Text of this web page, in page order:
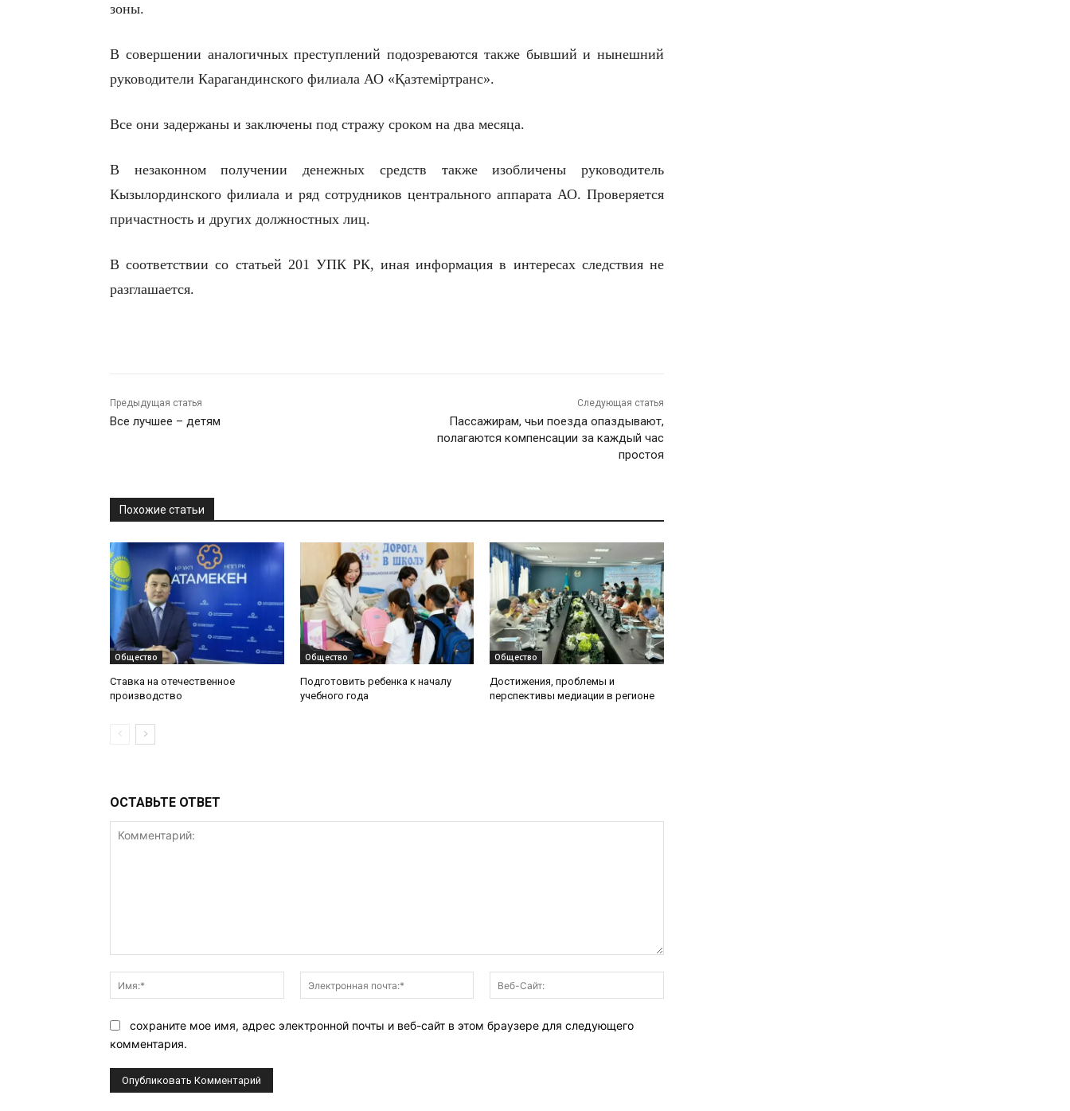
зоны.
В совершении аналогичных преступлений подозреваются также бывший и нынешний
руководители Карагандинского филиала АО «Қазтеміртранс».
Все они задержаны и заключены под стражу сроком на два месяца.
В незаконном получении денежных средств также изобличены руководитель
Кызылординского филиала и ряд сотрудников центрального аппарата АО. Проверяется
причастность и других должностных лиц.
В соответствии со статьей 201 УПК РК, иная информация в интересах следствия не
разглашается.
Предыдущая статья
Все лучшее – детям
Следующая статья
Пассажирам, чьи поезда опаздывают,
полагаются компенсации за каждый час
простоя
Похожие статьи
Общество
Ставка на отечественное
производство
Общество
Подготовить ребенка к началу
учебного года
Общество
Достижения, проблемы и
перспективы медиации в регионе
ОСТАВЬТЕ ОТВЕТ
Имя:*
Электронная
почта:*
Сайт:
сохраните мое имя, адрес электронной почты и веб-сайт в этом браузере для следующего
комментария.